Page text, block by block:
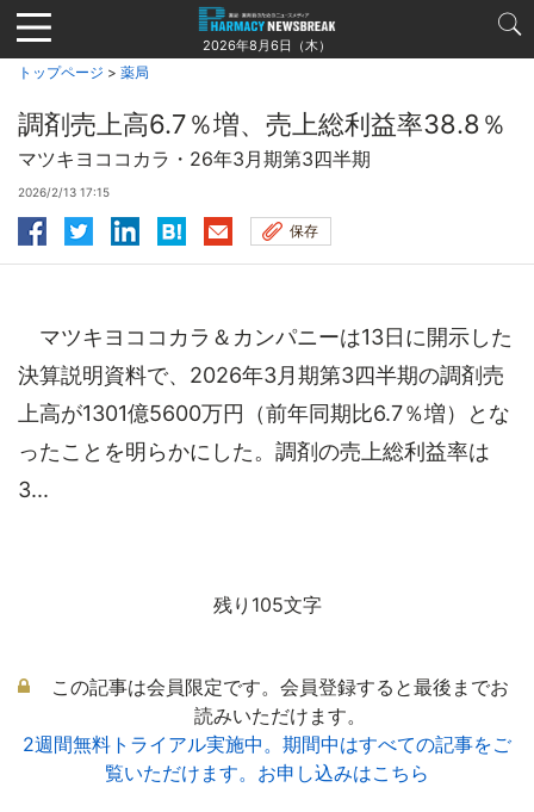
Jump
to
navigation
2026年8月6日（木）
トップページ > 薬局
調剤売上高6.7％増、売上総利益率38.8％
マツキヨココカラ・26年3月期第3四半期
2026/2/13 17:15
保存
マツキヨココカラ＆カンパニーは13日に開示した
決算説明資料で、2026年3月期第3四半期の調剤売
上高が1301億5600万円（前年同期比6.7％増）とな
ったことを明らかにした。調剤の売上総利益率は
3...
残り105文字
この記事は会員限定です。会員登録すると最後までお
読みいただけます。
2週間無料トライアル実施中。期間中はすべての記事をご
覧いただけます。お申し込みはこちら